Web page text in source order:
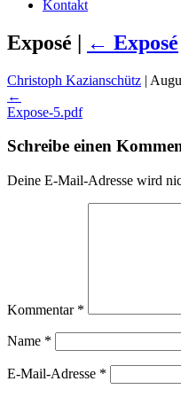
Kontakt
Exposé | ← Exposé
Christoph Kazianschütz |
←
Expose-5.pdf
Schreibe einen
Deine E-Mail-Adresse wird
Kommentar *
Name *
E-Mail-Adresse *